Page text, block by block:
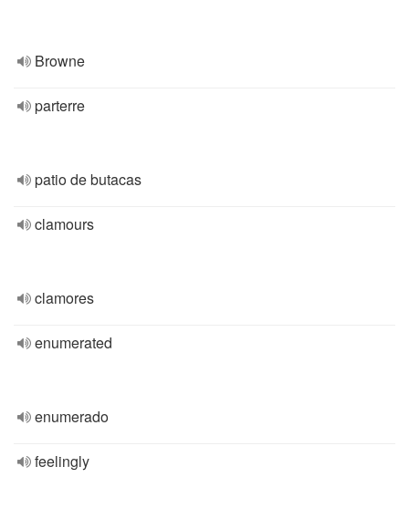
Browne
parterre
patio de butacas
clamours
clamores
enumerated
enumerado
feelingly